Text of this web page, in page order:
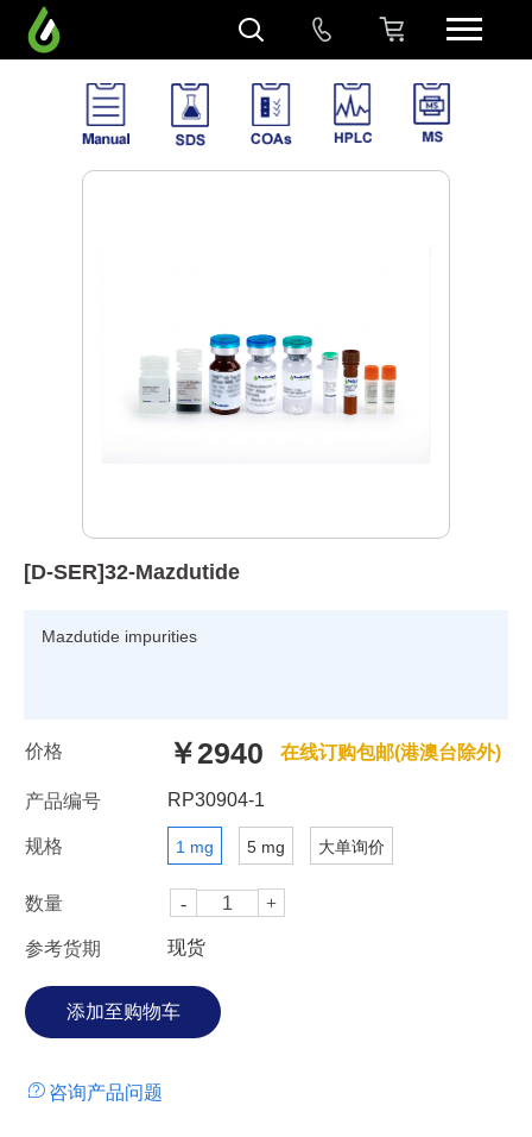
[D-SER]32-Mazdutide
Mazdutide impurities
价格 ￥2940 在线订购包邮(港澳台除外)
产品编号 RP30904-1
规格 1 mg 5 mg 大单询价
数量
参考货期 现货
咨询产品问题